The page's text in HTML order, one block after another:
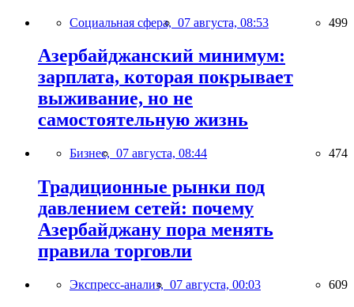
Социальная сфера, 07 августа, 08:53 499
Азербайджанский минимум:
зарплата, которая покрывает
выживание, но не
самостоятельную жизнь
Бизнес, 07 августа, 08:44 474
Традиционные рынки под
давлением сетей: почему
Азербайджану пора менять
правила торговли
Экспресс-анализ, 07 августа, 00:03 609